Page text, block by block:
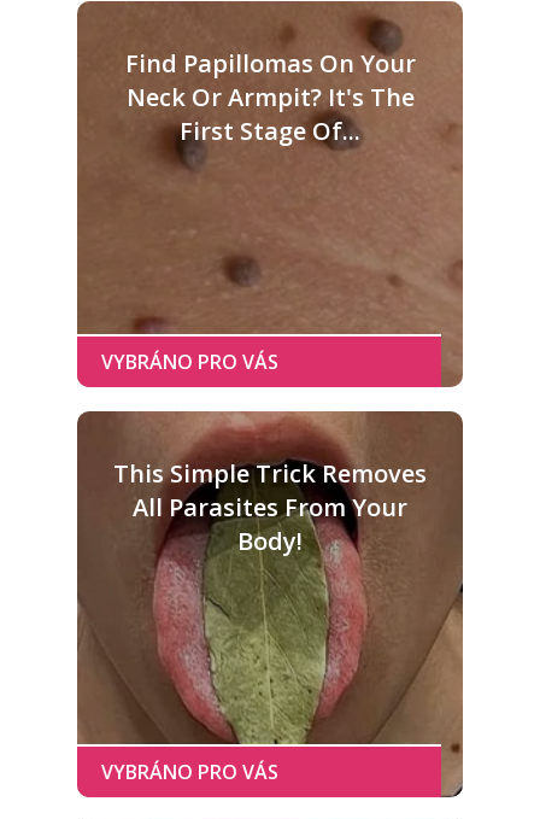
Find Papillomas On Your
Neck Or Armpit? It's The
First Stage Of...
This Simple Trick Removes
All Parasites From Your
Body!